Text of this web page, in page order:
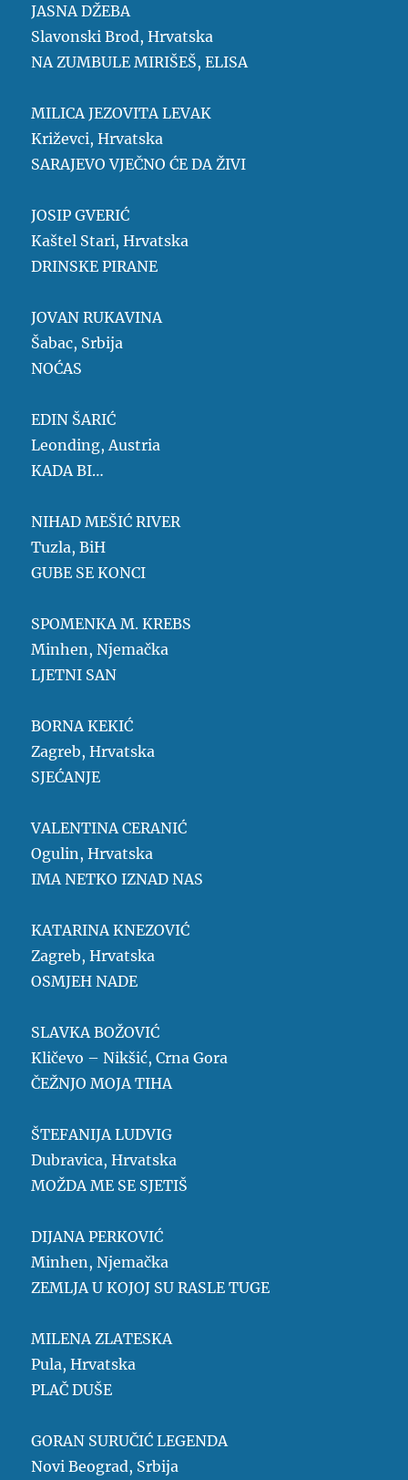
JASNA DŽEBA
Slavonski Brod, Hrvatska
NA ZUMBULE MIRIŠEŠ, ELISA
MILICA JEZOVITA LEVAK
Križevci, Hrvatska
SARAJEVO VJEČNO ĆE DA ŽIVI
JOSIP GVERIĆ
Kaštel Stari, Hrvatska
DRINSKE PIRANE
JOVAN RUKAVINA
Šabac, Srbija
NOĆAS
EDIN ŠARIĆ
Leonding, Austria
KADA BI…
NIHAD MEŠIĆ RIVER
Tuzla, BiH
GUBE SE KONCI
SPOMENKA M. KREBS
Minhen, Njemačka
LJETNI SAN
BORNA KEKIĆ
Zagreb, Hrvatska
SJEĆANJE
VALENTINA CERANIĆ
Ogulin, Hrvatska
IMA NETKO IZNAD NAS
KATARINA KNEZOVIĆ
Zagreb, Hrvatska
OSMJEH NADE
SLAVKA BOŽOVIĆ
Kličevo – Nikšić, Crna Gora
ČEŽNJO MOJA TIHA
ŠTEFANIJA LUDVIG
Dubravica, Hrvatska
MOŽDA ME SE SJETIŠ
DIJANA PERKOVIĆ
Minhen, Njemačka
ZEMLJA U KOJOJ SU RASLE TUGE
MILENA ZLATESKA
Pula, Hrvatska
PLAČ DUŠE
GORAN SURUČIĆ LEGENDA
Novi Beograd, Srbija